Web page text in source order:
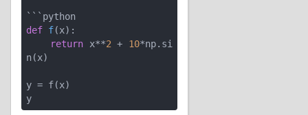
def f(x) :
return x**2 + 10*np.si
n(x)
y = f(x)